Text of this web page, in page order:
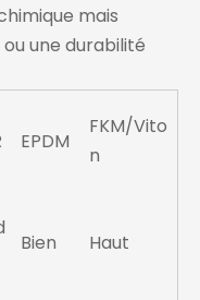
mais
une durabilité
EPDM
FKM/Vito
n
Bien Haut